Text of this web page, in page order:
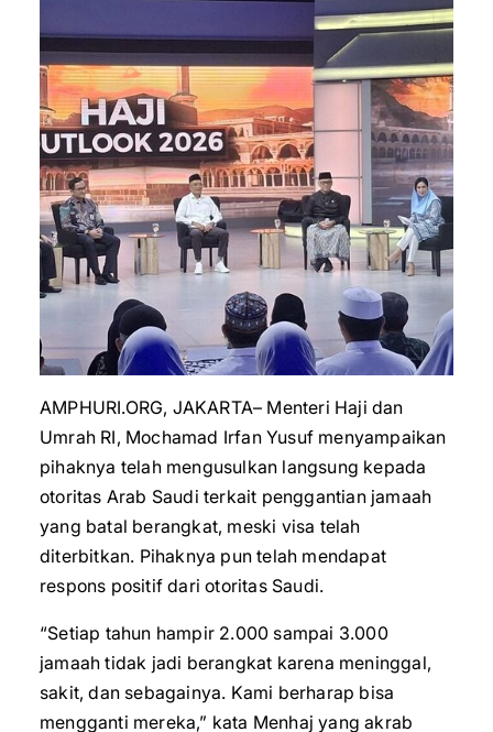
AMPHURI.ORG, JAKARTA– Menteri Haji dan
Umrah RI, Mochamad Irfan Yusuf menyampaikan
pihaknya telah mengusulkan langsung kepada
otoritas Arab Saudi terkait penggantian jamaah
yang batal berangkat, meski visa telah
diterbitkan. Pihaknya pun telah mendapat
respons positif dari otoritas Saudi.
“Setiap tahun hampir 2.000 sampai 3.000
jamaah tidak jadi berangkat karena meninggal,
sakit, dan sebagainya. Kami berharap bisa
mengganti mereka,” kata Menhaj yang akrab